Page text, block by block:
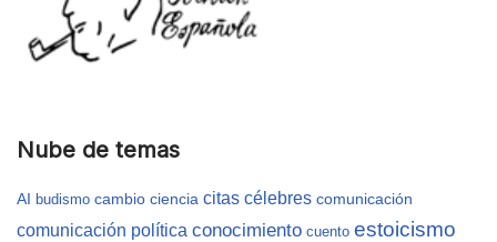
Nube de temas
AI budismo cambio ciencia citas célebres comunicación
comunicación política conocimiento cuento estoicismo